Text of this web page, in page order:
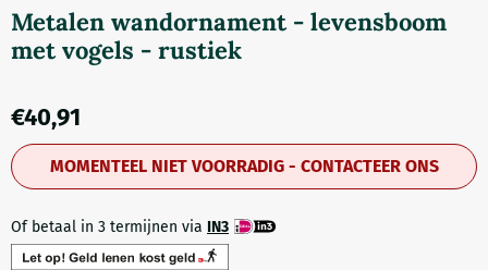
Metalen wandornament - levensboom
met vogels - rustiek
€40,91
MOMENTEEL NIET VOORRADIG - CONTACTEER ONS
Of betaal in 3 termijnen via IN3